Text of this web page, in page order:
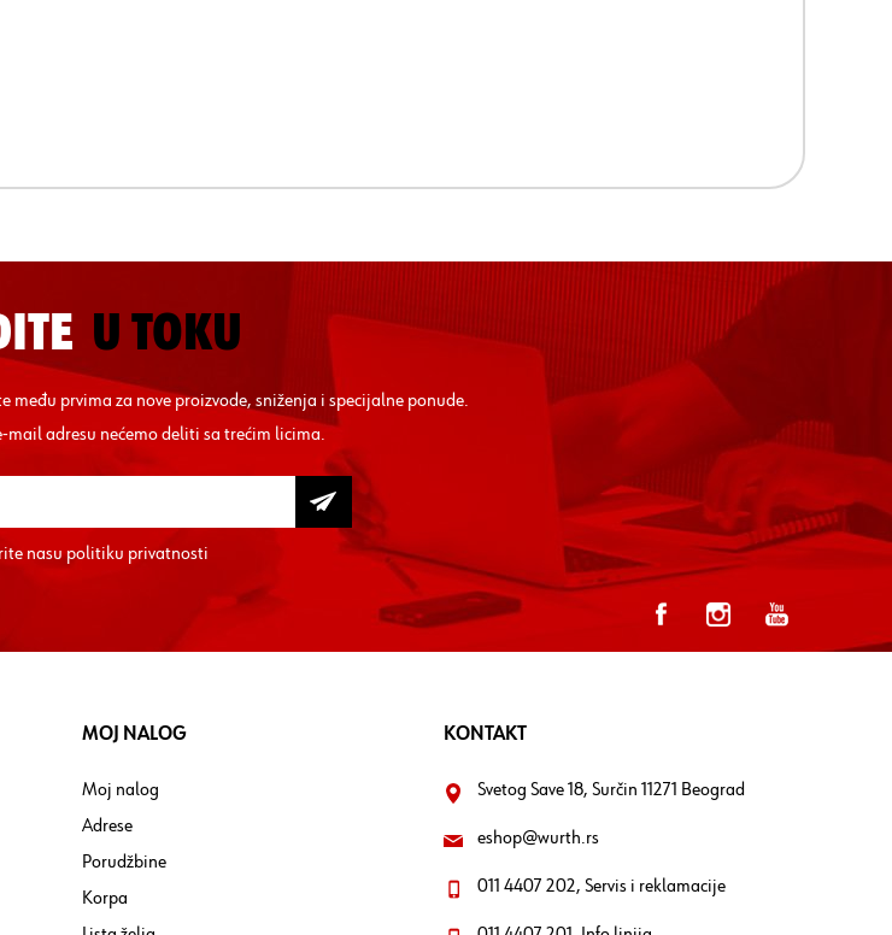
U TOKU
među prvima za nove proizvode, sniženja i specijalne ponude.
mail adresu nećemo deliti sa trećim licima.
nasupolitiku privatnosti
MOJ NALOG
Moj nalog
Adrese
Porudžbine
Korpa
KONTAKT
Svetog Save 18, Surčin 11271 Beograd
eshop@wurth.rs
011 4407 202, Servis i reklamacije